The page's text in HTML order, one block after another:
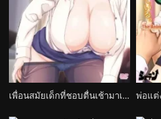
เพื่อนสมัยเด็กที่ชอบตื่นเช้ามาเสียว Korette Naani?